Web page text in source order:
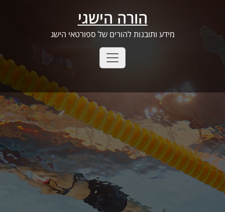
content
הורה הישגי
מידע ותובנות להורים של ספורטאי הישג